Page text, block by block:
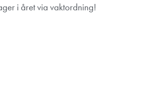
i året via vaktordning!